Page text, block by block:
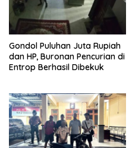
Gondol Puluhan Juta Rupiah
dan HP, Buronan Pencurian di
Entrop Berhasil Dibekuk